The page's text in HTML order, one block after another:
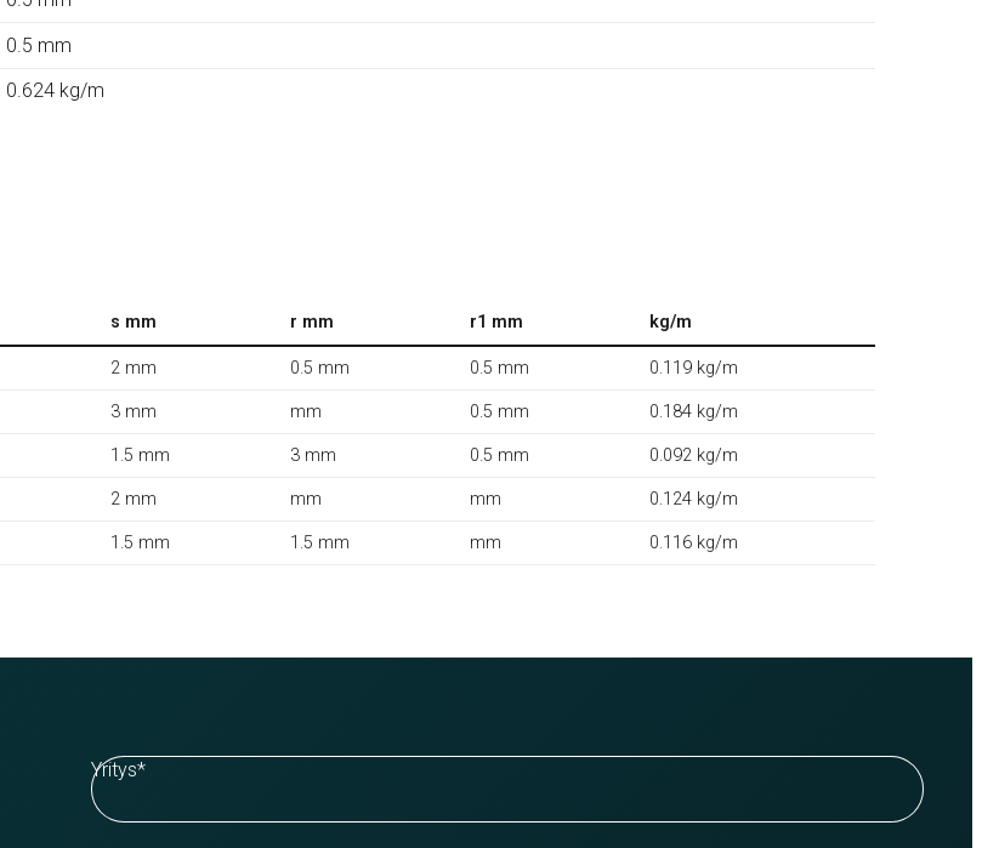
0.5 mm
0.624 kg/m
s mm r mm r1 mm kg/m
2 mm 0.5 mm 0.5 mm 0.119 kg/m
3 mm mm 0.5 mm 0.184 kg/m
1.5 mm 3 mm 0.5 mm 0.092 kg/m
2 mm mm mm 0.124 kg/m
1.5 mm 1.5 mm mm 0.116 kg/m
Yritys*